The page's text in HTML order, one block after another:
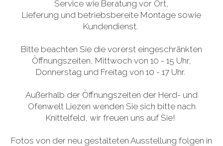
Service wie Beratung vor Ort,
Lieferung und betriebsbereite Montage sowie
Kundendienst.
Bitte beachten Sie die vorerst eingeschränkten
Öffnungszeiten, Mittwoch von 10 - 15 Uhr,
Donnerstag und Freitag von 10 - 17 Uhr.
Außerhalb der Öffnungszeiten der Herd- und
Ofenwelt Liezen wenden Sie sich bitte nach
Knittelfeld, wir freuen uns auf Sie!
Fotos von der neu gestalteten Ausstellung folgen in